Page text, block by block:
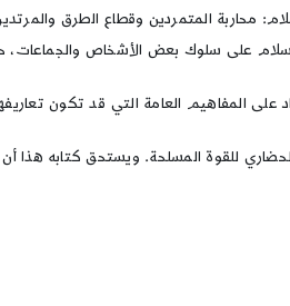
محاربة المتمردين وقطاع الطرق
على سلوك بعض الأشخاص والجماعات،
المفاهيم العامة التي قد تكون
للقوة المسلحة. ويستحق كتابه هذا